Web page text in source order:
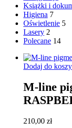
Książki i
Higiena 7
Oświetlenie 5
Lasery 2
Polecane 14
Dodaj do
M-line
210,00 zł